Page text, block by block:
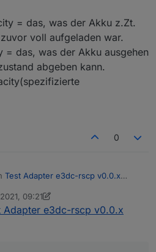
= das, was der Akku z.Zt.
voll aufgeladen war.
= das, was der Akku ausgehen
abgeben kann.
0
Test Adapter e3dc-rscp v0.0.x
09:21
Adapter e3dc-rscp v0.0.x